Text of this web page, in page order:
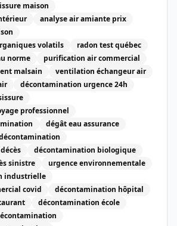
maison
analyse air amiante prix
volatils
radon test québec
norme
purification air commercial
malsain
ventilation échangeur air
décontamination urgence 24h
professionnel
dégât eau assurance
décontamination biologique
sinistre
urgence environnementale
industrielle
covid
décontamination hôpital
décontamination école